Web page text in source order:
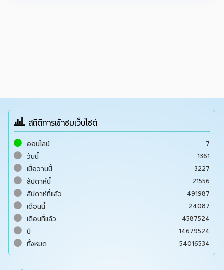
สถิติการเข้าชมเว็บไซต์
ออนไลน์
7
วันนี้
1361
เมื่อวานนี้
3227
สัปดาห์นี้
21556
สัปดาห์ที่แล้ว
491987
เดือนนี้
24087
เดือนที่แล้ว
4587524
ปี
14679524
ทั้งหมด
54016534